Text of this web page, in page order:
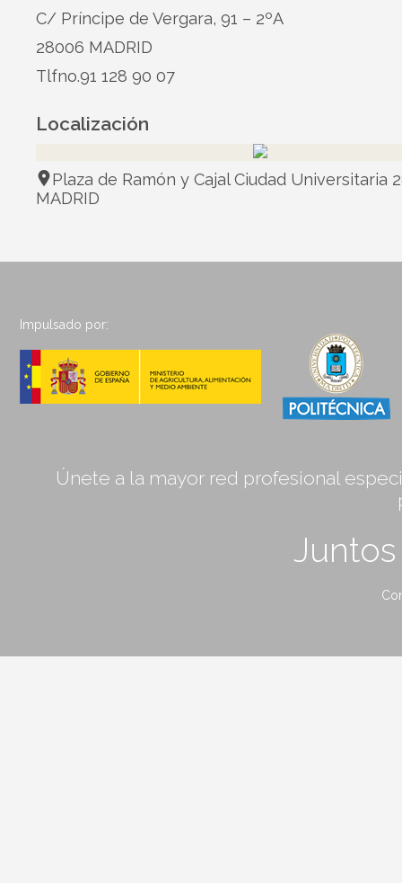
C/ Príncipe de Vergara, 91 – 2ºA
28006 MADRID
Tlfno.91 128 90 07
Localización
Plaza de Ramón y Cajal Ciudad Universitaria
MADRID
Impulsado por:
Únete a la mayor red profesional